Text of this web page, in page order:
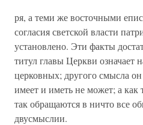
ря, а теми же восточными
согласия светской власти
установлено. Эти факты
титул главы Церкви означает
церковных; другого смысла
имеет и иметь не может; а как
так обращаются в ничто все
двусмыслии.